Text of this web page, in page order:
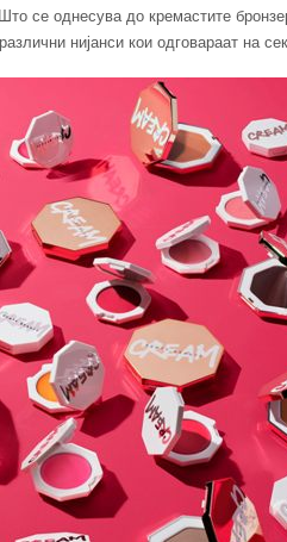
се однесува до кремастите
нијанси кои одговараат на